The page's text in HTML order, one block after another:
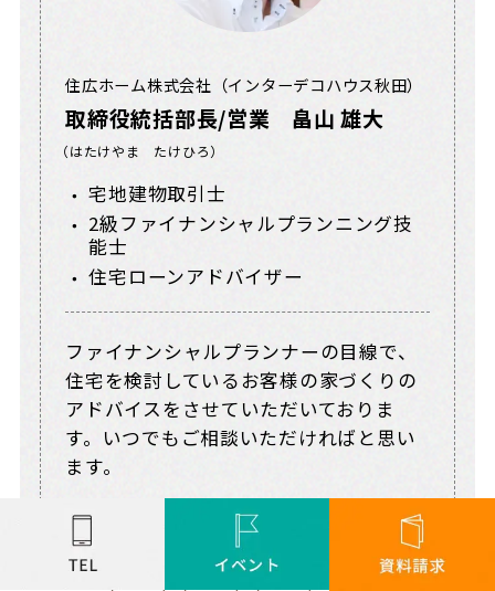
住広ホーム株式会社（インターデコハウス秋田）
取締役統括部長/営業 畠山 雄大
（はたけやま たけひろ）
宅地建物取引士
2級ファイナンシャルプランニング技
能士
住宅ローンアドバイザー
ファイナンシャルプランナーの目線で、
住宅を検討しているお客様の家づくりの
アドバイスをさせていただいておりま
す。いつでもご相談いただければと思い
ます。